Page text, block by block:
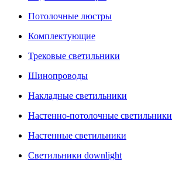
Потолочные люстры
Комплектующие
Трековые светильники
Шинопроводы
Накладные светильники
Настенно-потолочные светильники
Настенные светильники
Светильники downlight